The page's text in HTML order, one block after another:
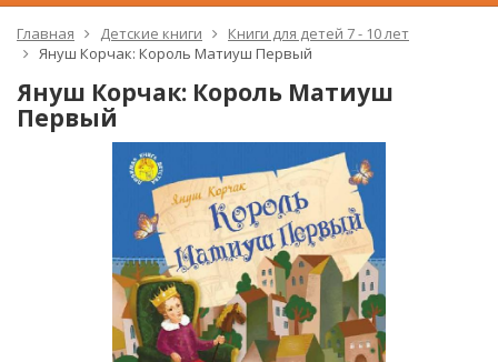
Главная Детские книги
Книги для детей 7 - 10 лет
Януш Корчак: Король Матиуш Первый
Януш Корчак: Король Матиуш
Первый